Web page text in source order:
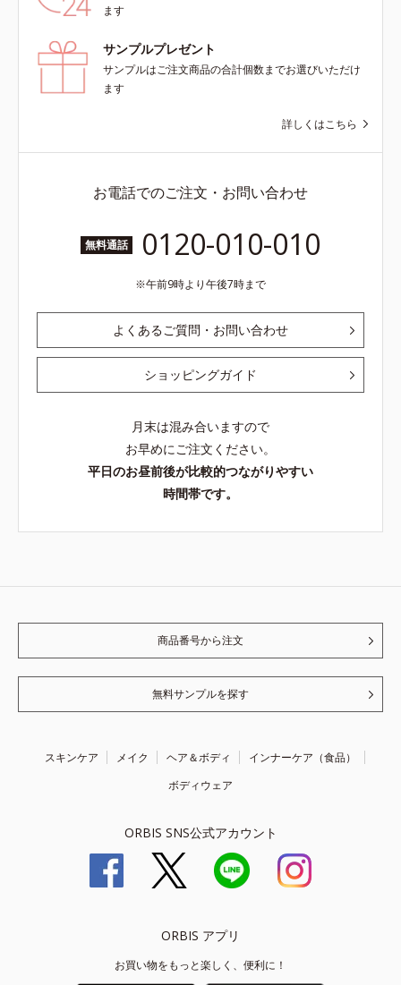
ます
サンプルプレゼント
サンプルはご注文商品の合計個数までお選びいただけ
ます
詳しくはこちら
お電話でのご注文・お問い合わせ
無料通話 0120-010-010
午前9時より午後7時まで
よくあるご質問・お問い合わせ
ショッピングガイド
月末は混み合いますので
お早めにご注文ください。
平日のお昼前後が比較的つながりやすい
時間帯です。
商品番号から注文
無料サンプルを探す
スキンケア メイク ヘア＆ボディ
インナーケア（食品）
ボディウェア
ORBIS SNS公式アカウント
ORBIS アプリ
お買い物をもっと楽しく、便利に！